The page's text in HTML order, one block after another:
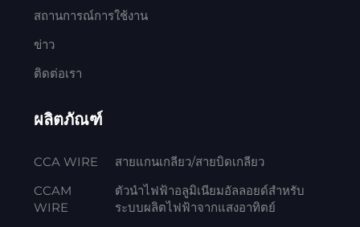
สถานการณ์การใช้งาน
ข่าว
ติดต่อเรา
ผลิตภัณฑ์
CCA WIRE
CCAM
WIRE
สายแกนเกลียว/สายบิดเกลียว
ตัวนำไฟฟ้าอลูมิเนียมอัลลอยด์สำหรับ
ระบบผลิตไฟฟ้าจากแสงอาทิตย์